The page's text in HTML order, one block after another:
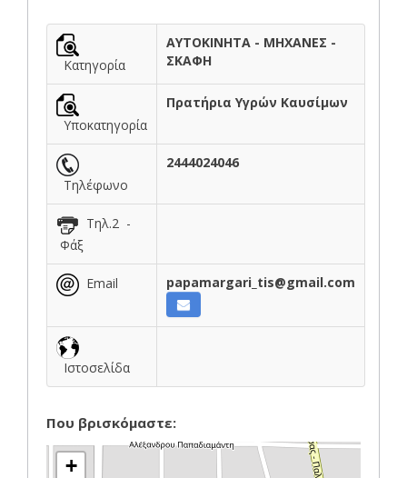
Κατηγορία
ΑΥΤΟΚΙΝΗΤΑ - ΜΗΧΑΝΕΣ -
ΣΚΑΦΗ
Υποκατηγορία
Πρατήρια Υγρών Καυσίμων
Τηλέφωνο
2444024046
Τηλ.2 -
Φάξ
Email papamargari_tis@gmail.com
Ιστοσελίδα
Που βρισκόμαστε:
+